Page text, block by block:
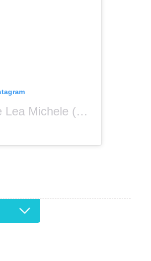
Una publicación compartida de Lea Michele (@leamichele)